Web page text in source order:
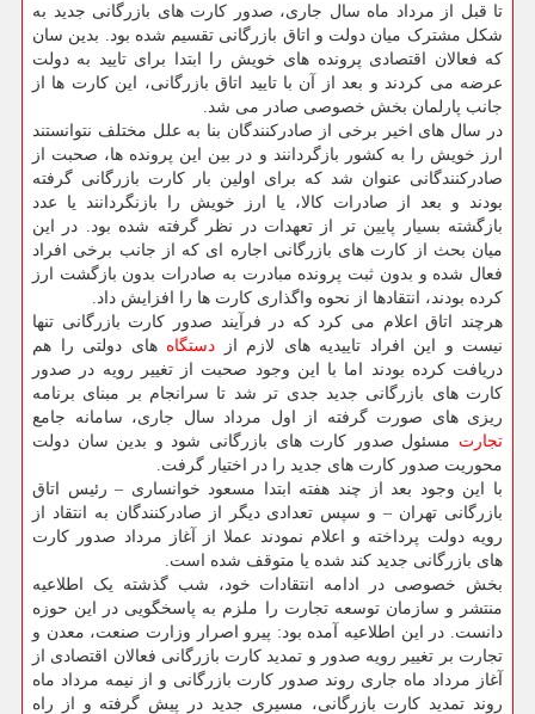
تا قبل از مرداد ماه سال جاری، صدور کارت های بازرگانی جدید به
شکل مشترک میان دولت و اتاق بازرگانی تقسیم شده بود. بدین سان
که فعالان اقتصادی پرونده های خویش را ابتدا برای تایید به دولت
عرضه می کردند و بعد از آن با تایید اتاق بازرگانی، این کارت ها از
جانب پارلمان بخش خصوصی صادر می شد.
در سال های اخیر برخی از صادرکنندگان بنا به علل مختلف نتوانستند
ارز خویش را به کشور بازگردانند و در بین این پرونده ها، صحبت از
صادرکنندگانی عنوان شد که برای اولین بار کارت بازرگانی گرفته
بودند و بعد از صادرات کالا، یا ارز خویش را بازنگردانند یا عدد
بازگشته بسیار پایین تر از تعهدات در نظر گرفته شده بود. در این
میان بحث از کارت های بازرگانی اجاره ای که از جانب برخی افراد
فعال شده و بدون ثبت پرونده مبادرت به صادرات بدون بازگشت ارز
کرده بودند، انتقادها از نحوه واگذاری کارت ها را افزایش داد.
هرچند اتاق اعلام می کرد که در فرآیند صدور کارت بازرگانی تنها
نیست و این افراد تاییدیه های لازم از دستگاه های دولتی را هم
دریافت کرده بودند اما با این وجود صحبت از تغییر رویه در صدور
کارت های بازرگانی جدید جدی تر شد تا سرانجام بر مبنای برنامه
ریزی های صورت گرفته از اول مرداد سال جاری، سامانه جامع
تجارت مسئول صدور کارت های بازرگانی شود و بدین سان دولت
محوریت صدور کارت های جدید را در اختیار گرفت.
با این وجود بعد از چند هفته ابتدا مسعود خوانساری – رئیس اتاق
بازرگانی تهران – و سپس تعدادی دیگر از صادرکنندگان به انتقاد از
رویه دولت پرداخته و اعلام نمودند عملا از آغاز مرداد صدور کارت
های بازرگانی جدید کند شده یا متوقف شده است.
بخش خصوصی در ادامه انتقادات خود، شب گذشته یک اطلاعیه
منتشر و سازمان توسعه تجارت را ملزم به پاسخگویی در این حوزه
دانست. در این اطلاعیه آمده بود: پیرو اصرار وزارت صنعت، معدن و
تجارت بر تغییر رویه صدور و تمدید کارت بازرگانی فعالان اقتصادی از
آغاز مرداد ماه جاری روند صدور کارت بازرگانی و از نیمه مرداد ماه
روند تمدید کارت بازرگانی، مسیری جدید در پیش گرفته و از راه